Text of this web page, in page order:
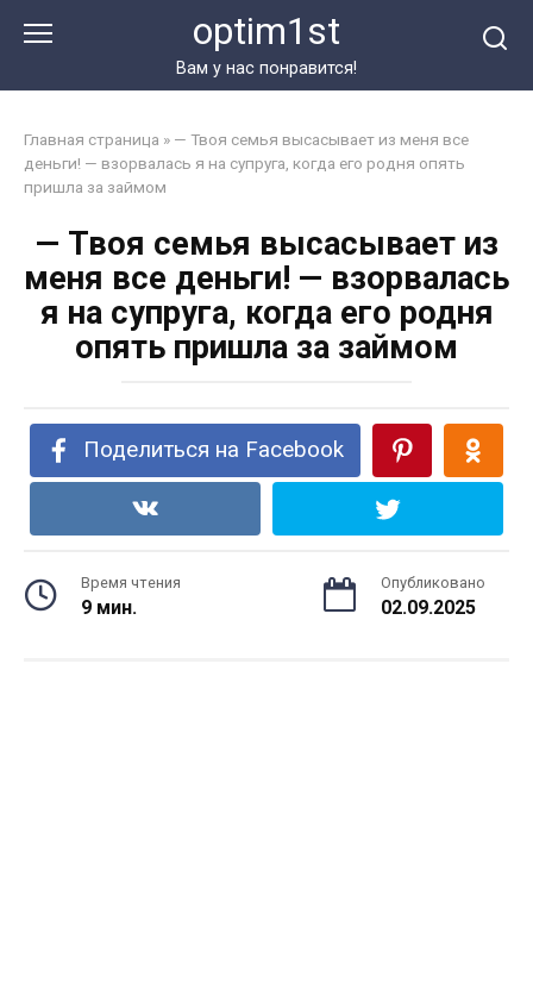
optim1st
Вам у нас понравится!
Главная страница » — Твоя семья высасывает из меня все
деньги! — взорвалась я на супруга, когда его родня опять
пришла за займом
— Твоя семья высасывает из
меня все деньги! — взорвалась
я на супруга, когда его родня
опять пришла за займом
Поделиться на Facebook
Время чтения
9 мин.
Опубликовано
02.09.2025